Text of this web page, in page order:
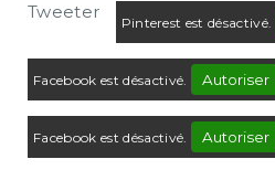
Tweeter
Pinterest est désactivé.
Facebook est désactivé. Autoriser
Facebook est désactivé. Autoriser